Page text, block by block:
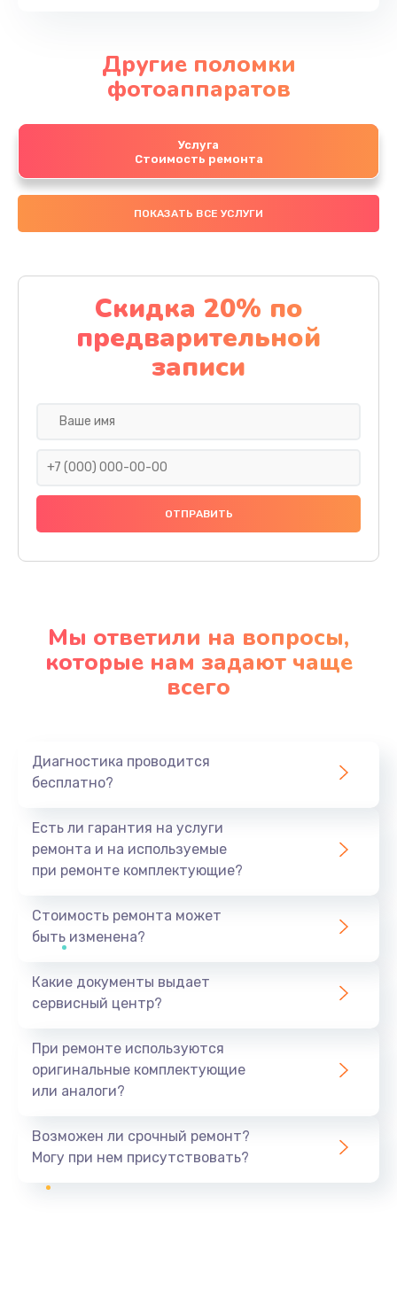
Другие поломки
фотоаппаратов
Услуга
Стоимость ремонта
ПОКАЗАТЬ ВСЕ УСЛУГИ
Скидка 20% по
предварительной
записи
Мы ответили на вопросы,
которые нам задают чаще
всего
Диагностика проводится
бесплатно?
Есть ли гарантия на услуги
ремонта и на используемые
при ремонте комплектующие?
Стоимость ремонта может
быть изменена?
Какие документы выдает
сервисный центр?
При ремонте используются
оригинальные комплектующие
или аналоги?
Возможен ли срочный ремонт?
Могу при нем присутствовать?